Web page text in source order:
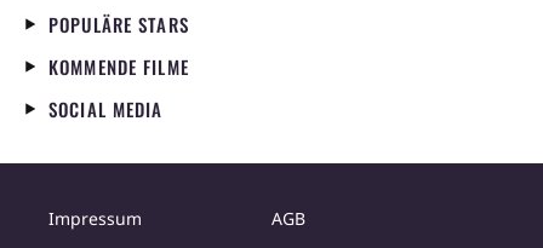
POPULÄRE STARS
KOMMENDE FILME
SOCIAL MEDIA
Impressum AGB